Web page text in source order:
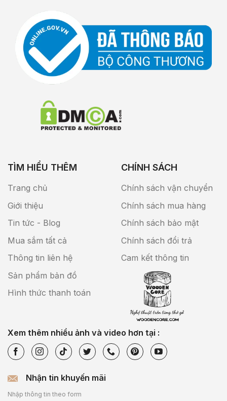
TÌM HIỂU THÊM
Trang chủ
Giới thiệu
Tin tức - Blog
Mua sắm tất cả
Thông tin liên hệ
Sản phẩm bản đồ
Hình thức thanh toán
CHÍNH SÁCH
Chính sách vận chuyển
Chính sách mua hàng
Chính sách bảo mật
Chính sách đổi trả
Cam kết thông tin
Xem thêm nhiều ảnh và video hơn tại :
Nhận tin khuyến mãi
Nhập thông tin theo form